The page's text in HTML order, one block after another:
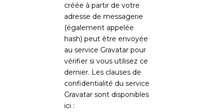
créée à partir de votre
adresse de messagerie
(également appelée
hash) peut être envoyée
au service Gravatar pour
vérifier si vous utilisez ce
dernier. Les clauses de
confidentialité du service
Gravatar sont disponibles
ici :